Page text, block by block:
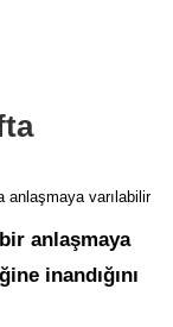
anlaşmaya varılabilir
anlaşmaya
inandığını